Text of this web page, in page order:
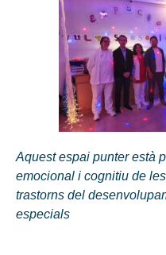
Aquest espai punter està
emocional i cognitiu de
trastorns del
especials